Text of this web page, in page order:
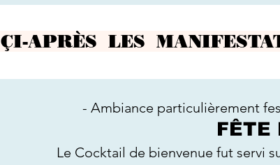
ÇI-APRÈS LES
- Ambiance particulièrement
FÊTE
Le Cocktail de bienvenue fut servi